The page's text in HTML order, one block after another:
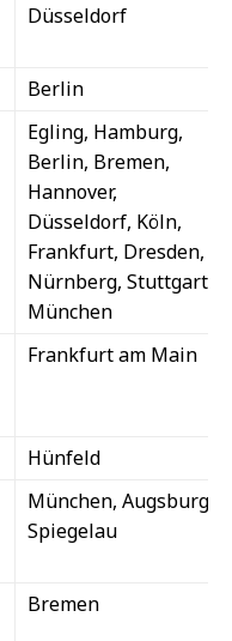
Düsseldorf
Berlin
Egling, Hamburg,
Berlin, Bremen,
Hannover,
Düsseldorf, Köln,
Frankfurt, Dresden,
Nürnberg, Stuttgart,
München
Frankfurt am Main
Hünfeld
München, Augsburg,
Spiegelau
Bremen